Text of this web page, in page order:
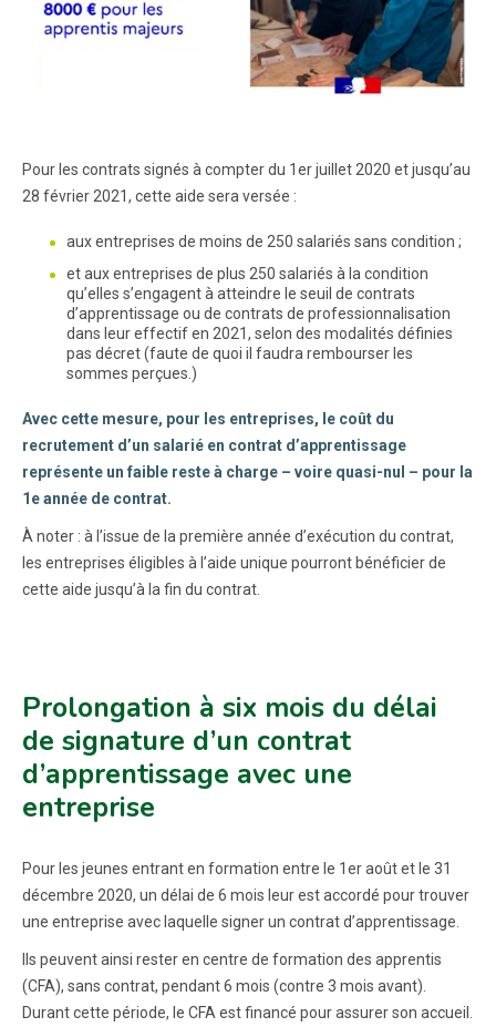
Pour les contrats signés à compter du 1er juillet 2020 et jusqu’au
28 février 2021, cette aide sera versée :
aux entreprises de moins de 250 salariés sans condition ;
et aux entreprises de plus 250 salariés à la condition
qu’elles s’engagent à atteindre le seuil de contrats
d’apprentissage ou de contrats de professionnalisation
dans leur effectif en 2021, selon des modalités définies
pas décret (faute de quoi il faudra rembourser les
sommes perçues.)
Avec cette mesure, pour les entreprises, le coût du
recrutement d’un salarié en contrat d’apprentissage
représente un faible reste à charge – voire quasi-nul – pour la
1e année de contrat.
À noter : à l’issue de la première année d’exécution du contrat,
les entreprises éligibles à l’aide unique pourront bénéficier de
cette aide jusqu’à la fin du contrat.
Prolongation à six mois du délai
de signature d’un contrat
d’apprentissage avec une
entreprise
Pour les jeunes entrant en formation entre le 1er août et le 31
décembre 2020, un délai de 6 mois leur est accordé pour trouver
une entreprise avec laquelle signer un contrat d’apprentissage.
Ils peuvent ainsi rester en centre de formation des apprentis
(CFA), sans contrat, pendant 6 mois (contre 3 mois avant).
Durant cette période, le CFA est financé pour assurer son accueil.